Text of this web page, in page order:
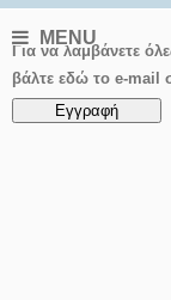
MENU
Για να λαμβάνετε
βάλτε εδώ το e-mail